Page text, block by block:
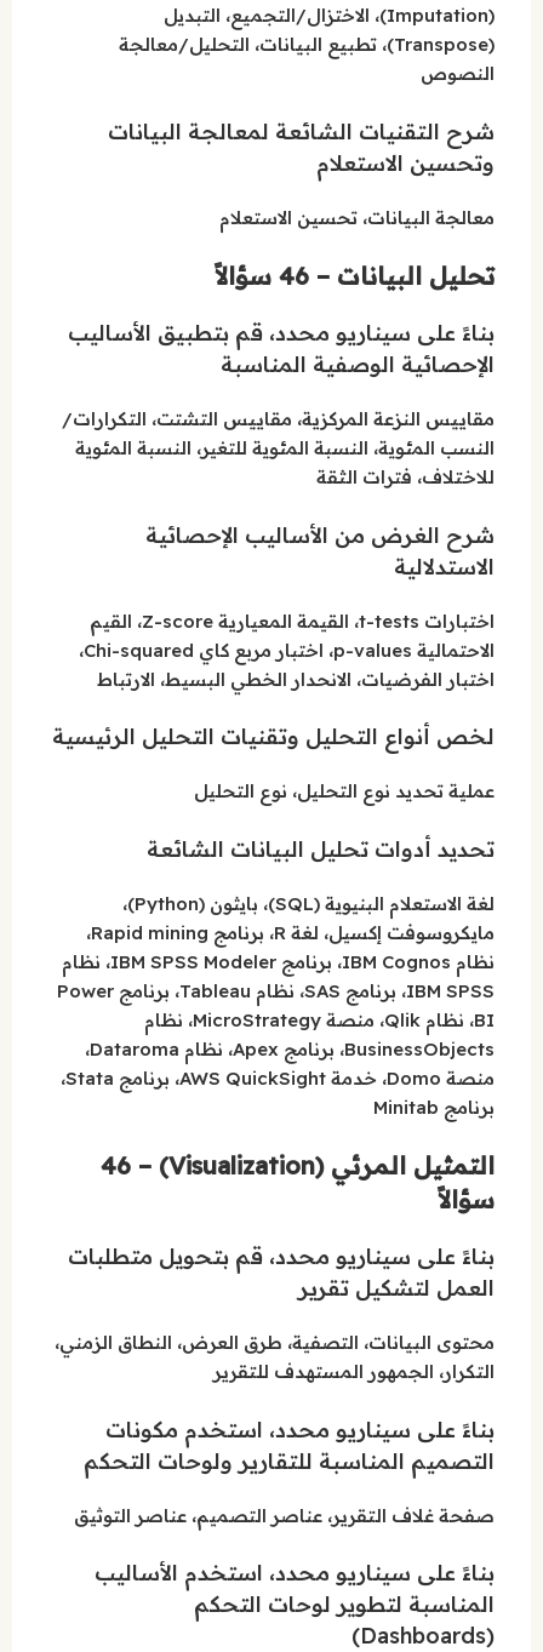
(Imputation)، الاختزال/التجميع، التبديل
(Transpose)، تطبيع البيانات، التحليل/معالجة
النصوص
شرح التقنيات الشائعة لمعالجة البيانات
وتحسين الاستعلام
معالجة البيانات، تحسين الاستعلام
تحليل البيانات – 46 سؤالاً
بناءً على سيناريو محدد، قم بتطبيق الأساليب
الإحصائية الوصفية المناسبة
مقاييس النزعة المركزية، مقاييس التشتت، التكرارات/
النسب المئوية، النسبة المئوية للتغير، النسبة المئوية
للاختلاف، فترات الثقة
شرح الغرض من الأساليب الإحصائية
الاستدلالية
اختبارات t-tests، القيمة المعيارية Z-score، القيم
الاحتمالية p-values، اختبار مربع كاي Chi-squared،
اختبار الفرضيات، الانحدار الخطي البسيط، الارتباط
لخص أنواع التحليل وتقنيات التحليل الرئيسية
عملية تحديد نوع التحليل، نوع التحليل
تحديد أدوات تحليل البيانات الشائعة
لغة الاستعلام البنيوية (SQL)، بايثون (Python)،
مايكروسوفت إكسيل، لغة R، برنامج Rapid mining،
نظام IBM Cognos، برنامج IBM SPSS Modeler، نظام
IBM SPSS، برنامج SAS، نظام Tableau، برنامج Power
BI، نظام Qlik، منصة MicroStrategy، نظام
BusinessObjects، برنامج Apex، نظام Dataroma،
منصة Domo، خدمة AWS QuickSight، برنامج Stata،
برنامج Minitab
التمثيل المرئي (Visualization) – 46
سؤالاً
بناءً على سيناريو محدد، قم بتحويل متطلبات
العمل لتشكيل تقرير
محتوى البيانات، التصفية، طرق العرض، النطاق الزمني،
التكرار، الجمهور المستهدف للتقرير
بناءً على سيناريو محدد، استخدم مكونات
التصميم المناسبة للتقارير ولوحات التحكم
صفحة غلاف التقرير، عناصر التصميم، عناصر التوثيق
بناءً على سيناريو محدد، استخدم الأساليب
المناسبة لتطوير لوحات التحكم
(Dashboards)